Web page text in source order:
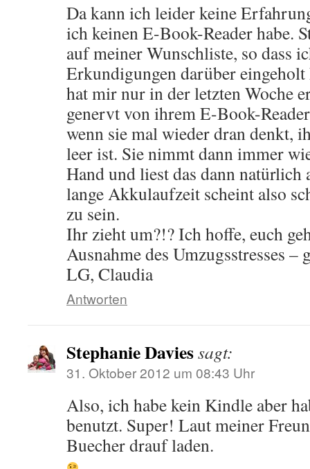
Da kann ich leider keine
ich keinen E-Book-Reader habe.
auf meiner Wunschliste, so dass
Erkundigungen darüber
hat mir nur in der letzten Woche
genervt von ihrem E-Book-
wenn sie mal wieder dran denkt,
leer ist. Sie nimmt dann immer
Hand und liest das dann natürlich
lange Akkulaufzeit scheint also
zu sein.
Ihr zieht um?!? Ich hoffe, euch
Ausnahme des Umzugsstresses –
LG, Claudia
Antworten
Stephanie Daviessagt:
31. Oktober 2012 um 08:43 Uhr
Also, ich habe kein Kindle aber
benutzt. Super! Laut meiner
Buecher drauf laden.